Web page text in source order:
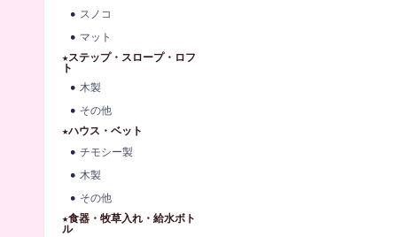
スノコ
マット
★ステップ・スロープ・ロフ
ト
木製
その他
★ハウス・ベット
チモシー製
木製
その他
★食器・牧草入れ・給水ボト
ル